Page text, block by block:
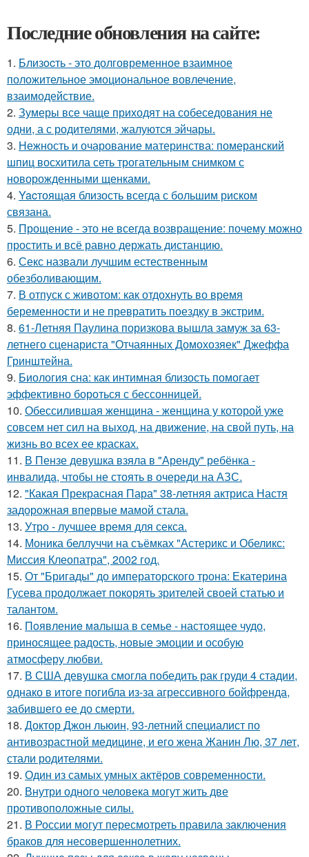
Последние обновления на сайте:
1. Близocть - это долговременное взаимное
положительное эмоциональное вовлечение,
взаимодействие.
2. Зумеры все чаще приходят на собеседования не
одни, а с родителями, жалуются эйчары.
3. Нежность и очарование материнства: померанский
шпиц восхитила сеть трогательным снимком с
новорожденными щенками.
4. Yacтоящая близость всегда с большим риском
связана.
5. Прощение - это не всегда возвращение: почему можно
простить и всё равно держать дистанцию.
6. Секс назвали лучшим естественным
обезболивающим.
7. В отпуск с животом: как отдохнуть во время
беременности и не превратить поездку в экстрим.
8. 61-Летняя Паулина поризкова вышла замуж за 63-
летнего сценариста "Отчаянных Домохозяек" Джеффа
Гринштейна.
9. Биология сна: как интимная близость помогает
эффективно бороться с бессонницей.
10. Обессилившая женщина - женщина у которой уже
совсем нет сил на выход, на движение, на свой путь, на
жизнь во всех ее красках.
11. В Пензе девушка взяла в "Аренду" ребёнка -
инвалида, чтобы не стоять в очереди на АЗС.
12. "Какая Прекрасная Пара" 38-летняя актриса Настя
задорожная впервые мамой стала.
13. Утро - лучшее время для секса.
14. Моника беллуччи на съёмках "Астерикс и Обеликс:
Миссия Клеопатра", 2002 год.
15. От "Бригады" до императорского трона: Екатерина
Гусева продолжает покорять зрителей своей статью и
талантом.
16. Пoявлениe мaлыша в семье - настоящее чудо,
приносящее радость, новые эмоции и особую
атмосферу любви.
17. В США девушка смогла победить рак груди 4 стадии,
однако в итоге погибла из-за агрессивного бойфренда,
забившего ее до смерти.
18. Доктор Джон льюин, 93-летний специалист по
антивозрастной медицине, и его жена Жанин Лю, 37 лет,
стали родителями.
19. Один из самых умных актёров современности.
20. Внутри одного человека могут жить две
противоположные силы.
21. В России могут пересмотреть правила заключения
браков для несовершеннолетних.